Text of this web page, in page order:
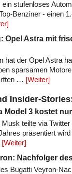
stufenloses
Benziner - einen
Opel Astra mit
hat der Opel Astra
sparsamen
… [Weiter]
Insider-
Model 3 kostet
teilte via
präsentiert
[Weiter]
Nachfolger
Bugatti Veyron-